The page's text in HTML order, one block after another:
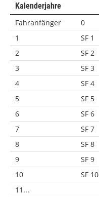
Kalenderjahre
Fahranfänger 0
1
SF 1
2
SF 2
3
SF 3
4
SF 4
5
SF 5
6
SF 6
7
SF 7
8
SF 8
9
SF 9
10
SF 10
11...